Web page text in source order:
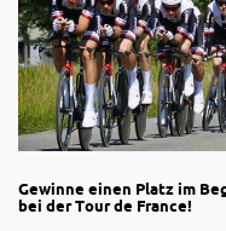
Gewinne einen Platz im
bei der Tour de France!